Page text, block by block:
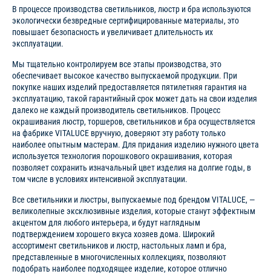
В процессе производства светильников, люстр и бра используются
экологически безвредные сертифицированные материалы, это
повышает безопасность и увеличивает длительность их
эксплуатации.
Мы тщательно контролируем все этапы производства, это
обеспечивает высокое качество выпускаемой продукции. При
покупке наших изделий предоставляется пятилетняя гарантия на
эксплуатацию, такой гарантийный срок может дать на свои изделия
далеко не каждый производитель светильников. Процесс
окрашивания люстр, торшеров, светильников и бра осуществляется
на фабрике VITALUCE вручную, доверяют эту работу только
наиболее опытным мастерам. Для придания изделию нужного цвета
используется технология порошкового окрашивания, которая
позволяет сохранить изначальный цвет изделия на долгие годы, в
том числе в условиях интенсивной эксплуатации.
Все светильники и люстры, выпускаемые под брендом VITALUCE, —
великолепные эксклюзивные изделия, которые станут эффектным
акцентом для любого интерьера, и будут наглядным
подтверждением хорошего вкуса хозяев дома. Широкий
ассортимент светильников и люстр, настольных ламп и бра,
представленные в многочисленных коллекциях, позволяют
подобрать наиболее подходящее изделие, которое отлично